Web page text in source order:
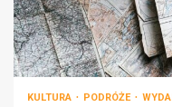
KULTURA PODRÓŻE